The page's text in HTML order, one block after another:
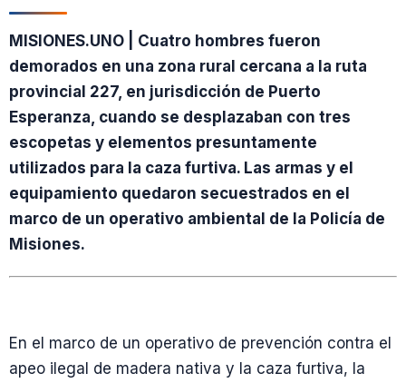
MISIONES.UNO | Cuatro hombres fueron
demorados en una zona rural cercana a la ruta
provincial 227, en jurisdicción de Puerto
Esperanza, cuando se desplazaban con tres
escopetas y elementos presuntamente
utilizados para la caza furtiva. Las armas y el
equipamiento quedaron secuestrados en el
marco de un operativo ambiental de la Policía de
Misiones.
En el marco de un operativo de prevención contra el
apeo ilegal de madera nativa y la caza furtiva, la